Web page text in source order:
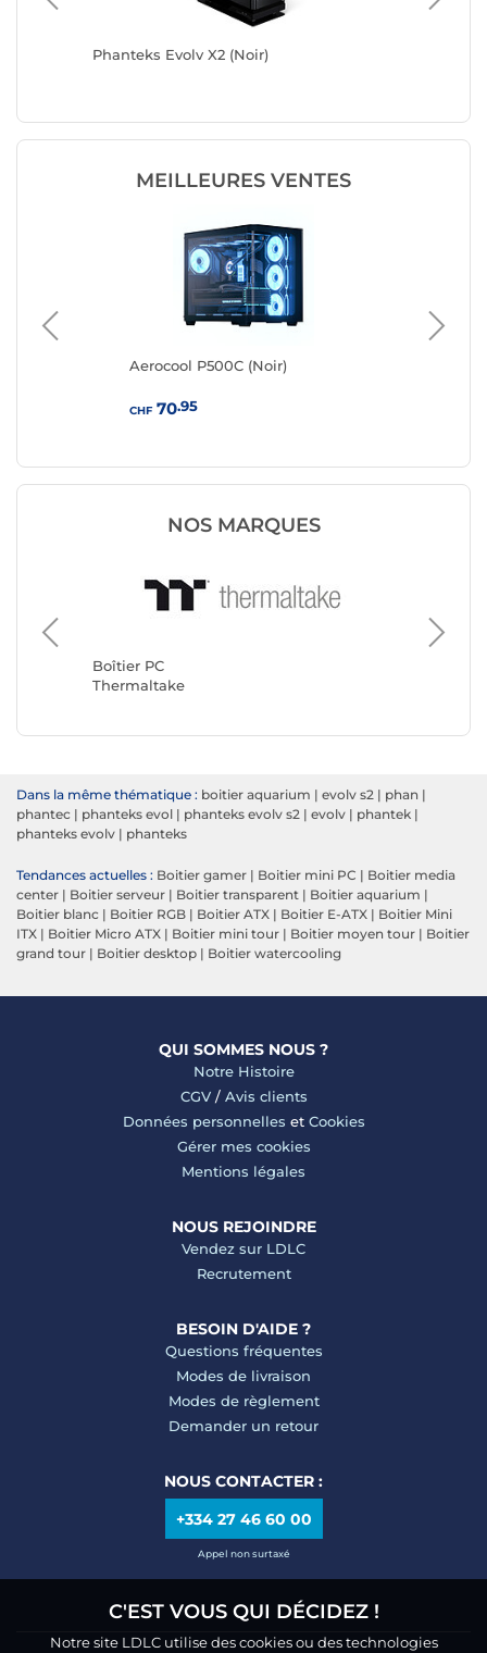
C'EST VOUS QUI DÉCIDEZ !
Notre site LDLC utilise des cookies ou des technologies
Phanteks Evolv X2 (Noir)
MEILLEURES VENTES
Aerocool P500C (Noir)
CHF70.95
NOS MARQUES
Boîtier PC
Thermaltake
Boîtier
Corsair
Dans la même thématique : boitier aquarium | evolv s2 | phan |
phantec | phanteks evol | phanteks evolv s2 | evolv | phantek |
phanteks evolv | phanteks
Tendances actuelles : Boitier gamer | Boitier mini PC | Boitier media
center | Boitier serveur | Boitier transparent | Boitier aquarium |
Boitier blanc | Boitier RGB | Boitier ATX | Boitier E-ATX | Boitier Mini
ITX | Boitier Micro ATX | Boitier mini tour | Boitier moyen tour | Boitier
grand tour | Boitier desktop | Boitier watercooling
QUI SOMMES NOUS ?
Notre Histoire
CGV/ Avis clients
Données personnelles et Cookies
Gérer mes cookies
Mentions légales
NOUS REJOINDRE
Vendez sur LDLC
Recrutement
BESOIN D'AIDE ?
Questions fréquentes
Modes de livraison
Modes de règlement
Demander un retour
NOUS CONTACTER :
+334 27 46 60 00
Appel non surtaxé